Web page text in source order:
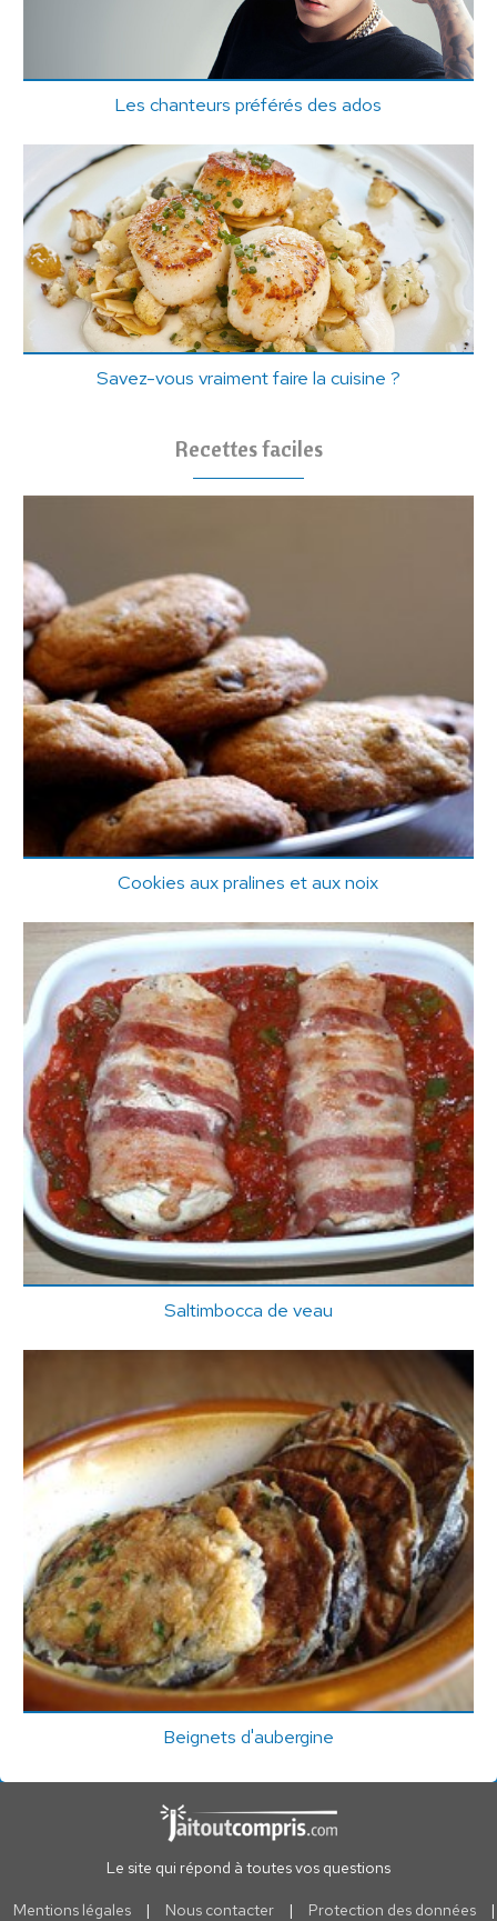
Les chanteurs préférés des ados
Savez-vous vraiment faire la cuisine ?
Recettes faciles
Cookies aux pralines et aux noix
Saltimbocca de veau
Beignets d'aubergine
Le site qui répond à toutes vos questions
Mentions légales | Nous contacter | Protection des données |